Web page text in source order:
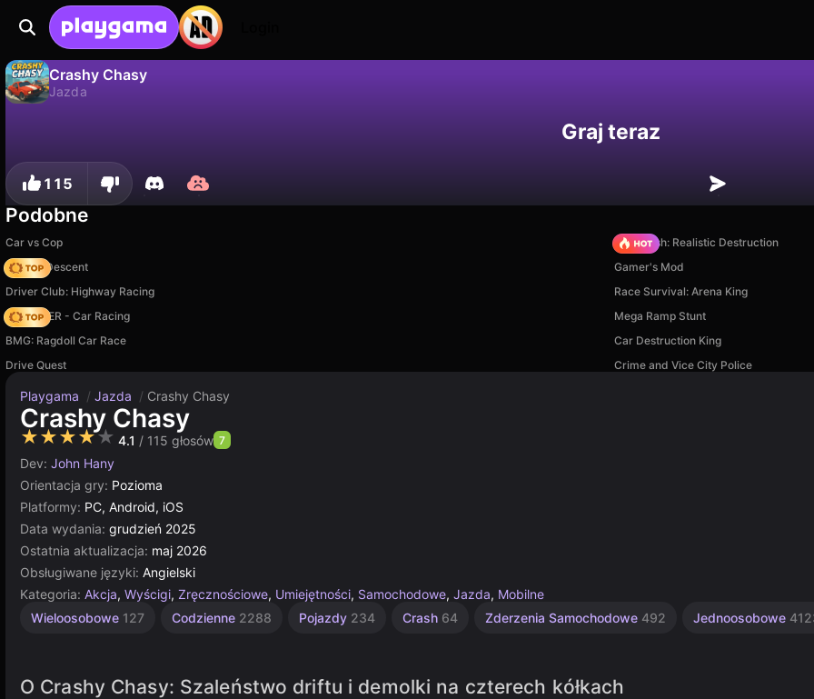
Crashy Chasy
Jazda
Graj teraz
115
Podobne
Car vs Cop
Car Crush: Realistic Destruction
Deadly Descent
Gamer's Mod
Driver Club: Highway Racing
Race Survival: Arena King
MR RACER - Car Racing
Mega Ramp Stunt
BMG: Ragdoll Car Race
Car Destruction King
Drive Quest
Crime and Vice City Police
Playgama / Jazda / Crashy Chasy
Crashy Chasy
★★★★★ 4.1 / 115 głosów 7
Dev: John Hany
Orientacja gry: Pozioma
Platformy: PC, Android, iOS
Data wydania: grudzień 2025
Ostatnia aktualizacja: maj 2026
Obsługiwane języki: Angielski
Kategoria: Akcja, Wyścigi, Zręcznościowe, Umiejętności, Samochodowe, Jazda, Mobilne
Wieloosobowe 127 Codzienne 2288 Pojazdy 234 Crash 64 Zderzenia Samochodowe 492 Jednoosobowe
Samochodowe
Mobile
O Crashy Chasy: Szaleństwo driftu i demolki na czterech kółkach